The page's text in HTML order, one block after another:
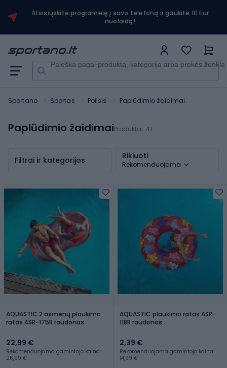
Atsisiųskite programėlę į savo telefoną ir gaukite 10 Eur
nuolaidą!
Paieška pagal produktą, kategoriją arba prekės ženklą
Sportano Sportas Poilsis Paplūdimio žaidimai
Paplūdimio žaidimaiProduktai: 41
Filtrai ir kategorijos Rikiuoti
Rekomenduojama
AQUASTIC 2 asmenų plaukimo
ratas ASR-175R raudonas
22,99 €
Rekomenduojama gamintojo kaina:
26,99 €
AQUASTIC plaukimo ratas ASR-
118R raudonas
2,39 €
Rekomenduojama gamintojo kaina:
14,99 €